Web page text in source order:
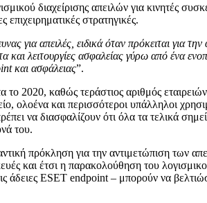
διαχείρισης απειλών για κινητές
στρατηγικές.
για απειλές, ειδικά όταν πρόκειται για
και λειτουργίες ασφαλείας γύρω από ένα
και ασφάλειας”.
2020, καθώς τεράστιος αριθμός
και περισσότεροι υπάλληλοι
να διασφαλίζουν ότι όλα τα τελικά
του.
πρόκληση για την αντιμετώπιση των
και έτσι η παρακολούθηση του
άδειες ESET endpoint – μπορούν να